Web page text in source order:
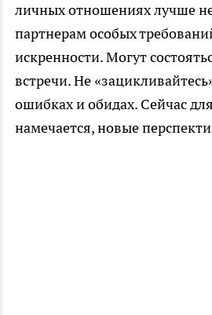
личных отношениях лучше
партнерам особых
искренности. Могут
встречи. Не
ошибках и обидах. Сейчас
намечается, новые